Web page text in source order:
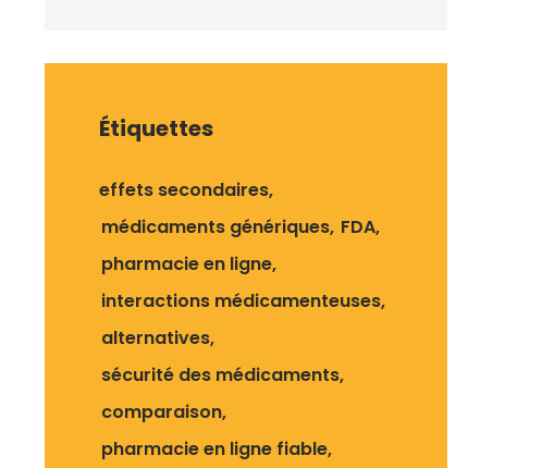
Étiquettes
effets secondaires
médicaments génériques FDA
pharmacie en ligne
interactions médicamenteuses
alternatives
sécurité des médicaments
comparaison
pharmacie en ligne fiable